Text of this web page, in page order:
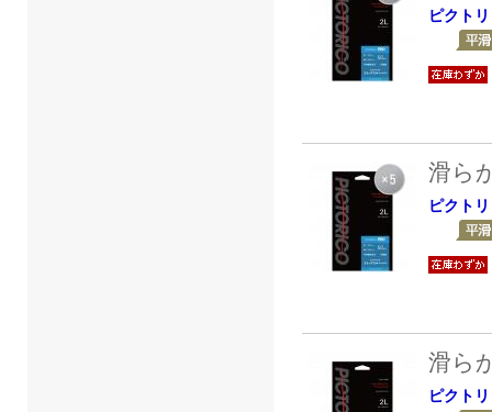
ピクト
滑ら
ピクト
滑ら
ピクト